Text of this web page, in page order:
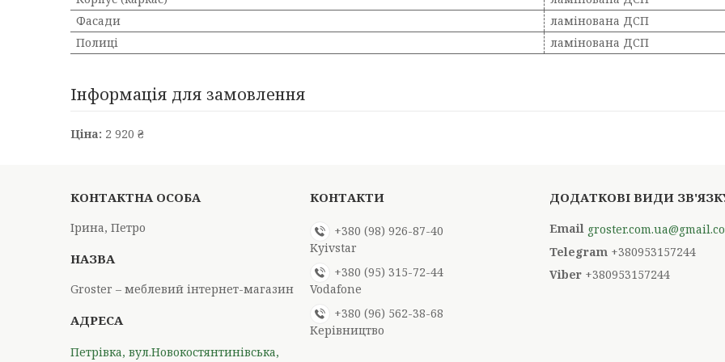
Фасади
ламінована ДСП
Полиці
ламінована ДСП
Інформація для замовлення
Ціна: 2 920 ₴
Ірина, Петро
Groster – меблевий інтернет-магазин
Петрівка, вул.Новокостянтинівська,
+380 (98) 926-87-40
Kyivstar
+380 (95) 315-72-44
Vodafone
+380 (96) 562-38-68
Керівництво
+380953157244
+380953157244